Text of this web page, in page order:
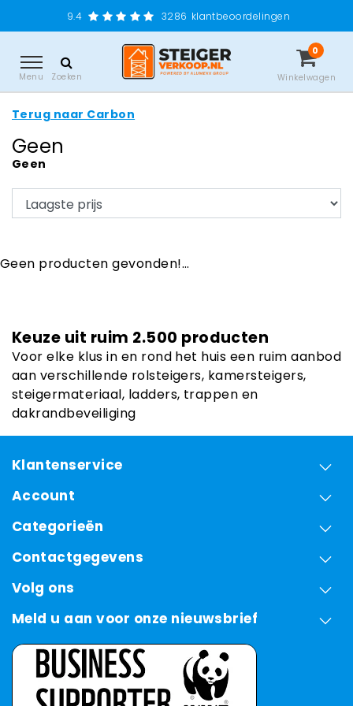
9.4 3286 klantbeoordelingen
Menu Zoeken
0
Winkelwagen
Terug naar Carbon
Geen
Geen
Geen producten gevonden!...
Keuze uit ruim 2.500 producten
Voor elke klus in en rond het huis een ruim aanbod
aan verschillende rolsteigers, kamersteigers,
steigermateriaal, ladders, trappen en
dakrandbeveiliging
Klantenservice
Account
Categorieën
Contactgegevens
Volg ons
Meld u aan voor onze nieuwsbrief